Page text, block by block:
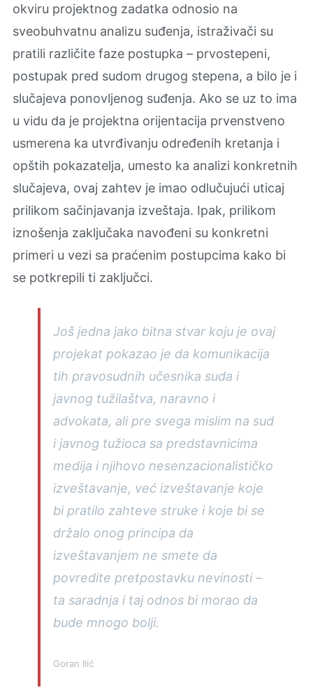
okviru projektnog zadatka odnosio na
sveobuhvatnu analizu suđenja, istraživači su
pratili različite faze postupka – prvostepeni,
postupak pred sudom drugog stepena, a bilo je i
slučajeva ponovljenog suđenja. Ako se uz to ima
u vidu da je projektna orijentacija prvenstveno
usmerena ka utvrđivanju određenih kretanja i
opštih pokazatelјa, umesto ka analizi konkretnih
slučajeva, ovaj zahtev je imao odlučujući uticaj
prilikom sačinjavanja izveštaja. Ipak, prilikom
iznošenja zaključaka navođeni su konkretni
primeri u vezi sa praćenim postupcima kako bi
se potkrepili ti zaključci.
Još jedna jako bitna stvar koju je ovaj
projekat pokazao je da komunikacija
tih pravosudnih učesnika suda i
javnog tužilaštva, naravno i
advokata, ali pre svega mislim na sud
i javnog tužioca sa predstavnicima
medija i njihovo nesenzacionalističko
izveštavanje, već izveštavanje koje
bi pratilo zahteve struke i koje bi se
držalo onog principa da
izveštavanjem ne smete da
povredite pretpostavku nevinosti –
ta saradnja i taj odnos bi morao da
bude mnogo bolji.
Goran Ilić